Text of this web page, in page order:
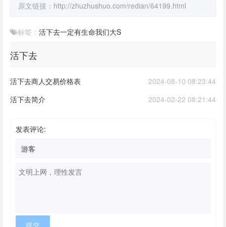
原文链接： http://zhuzhushuo.com/redian/64199.html
标签： 活下去一定有生命我们大S
活下去
2024-08-10 08:23:44
活下去商人交易价格表
2024-02-22 08:21:44
活下去简介
发表评论: